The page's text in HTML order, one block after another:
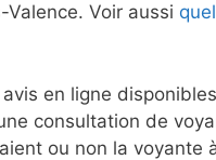
Voir aussi
en ligne
consultation de
ou non la voyante